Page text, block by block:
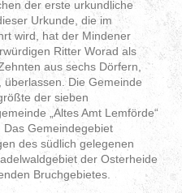
der erste urkundliche
Urkunde, die im
wird, hat der Mindener
Ritter Worad als
aus sechs Dörfern,
Die Gemeinde
der sieben
„Altes Amt Lemförde“
Das Gemeindegebiet
des südlich gelegenen
der Osterheide
Bruchgebietes.